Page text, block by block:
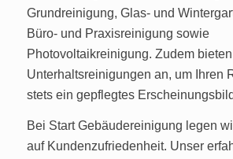
Grundreinigung, Glas- und
Büro- und Praxisreinigung sowie
Photovoltaikreinigung. Zudem
Unterhaltsreinigungen an, um Ihren
stets ein gepflegtes
Bei Start Gebäudereinigung legen
auf Kundenzufriedenheit. Unser